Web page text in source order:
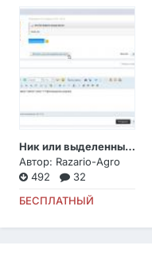
Ник или выделенный текст в форму быстрого ответа
Автор: Razario-Agro
492
32
БЕСПЛАТНЫЙ